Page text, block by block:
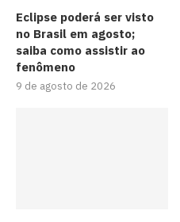
Eclipse poderá ser visto
no Brasil em agosto;
saiba como assistir ao
fenômeno
9 de agosto de 2026